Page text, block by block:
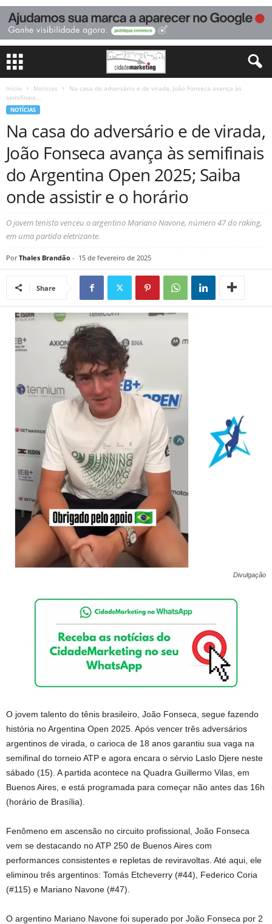
Início Notícias
Na casa do adversário e de virada, João Fonseca avança às
semifinais...
NOTÍCIAS
Na casa do adversário e de virada,
João Fonseca avança às semifinais
do Argentina Open 2025; Saiba
onde assistir e o horário
O jovem tenista venceu o argentino Mariano Navone, número 47 do raking,
em uma partida eletrizante.
Por Thales Brandão - 15 de fevereiro de 2025
Share
Divulgação
O jovem talento do tênis brasileiro, João Fonseca, segue fazendo
história no Argentina Open 2025. Após vencer três adversários
argentinos de virada, o carioca de 18 anos garantiu sua vaga na
semifinal do torneio ATP e agora encara o sérvio Laslo Djere neste
sábado (15). A partida acontece na Quadra Guillermo Vilas, em
Buenos Aires, e está programada para começar não antes das 16h
(horário de Brasília).
Fenômeno em ascensão no circuito profissional, João Fonseca
vem se destacando no ATP 250 de Buenos Aires com
performances consistentes e repletas de reviravoltas. Até aqui, ele
eliminou três argentinos: Tomás Etcheverry (#44), Federico Coria
(#115) e Mariano Navone (#47).
O argentino Mariano Navone foi superado por João Fonseca por 2